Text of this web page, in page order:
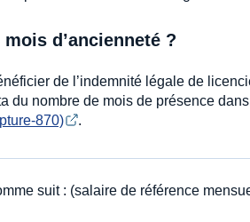
d’ancienneté ?
de l’indemnité légale de
du nombre de mois de présence dans
870) .
suit : (salaire de référence